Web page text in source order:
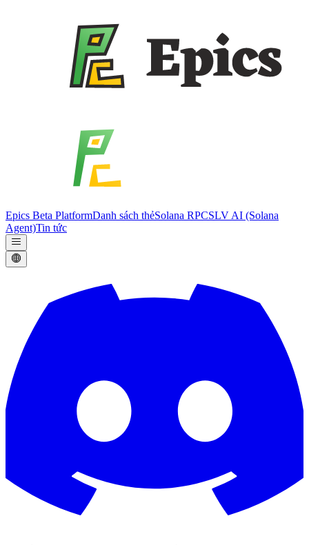
Epics Beta PlatformDanh sách thẻSolana RPCSLV AI (Solana
Agent)Tin tức